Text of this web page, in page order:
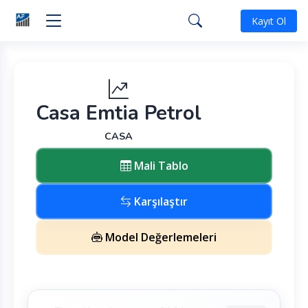
Kayıt Ol
Casa Emtia Petrol
CASA
Mali Tablo
Karşılaştır
Model Değerlemeleri